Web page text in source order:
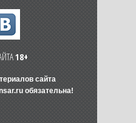
18+
сайта
обязательна!